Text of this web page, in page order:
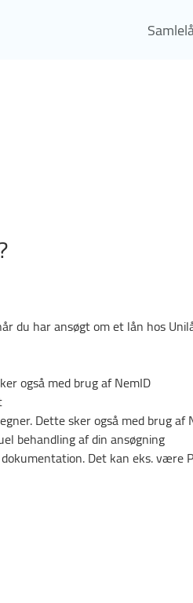
du har ansøgt om et lån hos
også med brug af NemID
Dette sker også med brug af
behandling af din ansøgning
Det kan eks. være